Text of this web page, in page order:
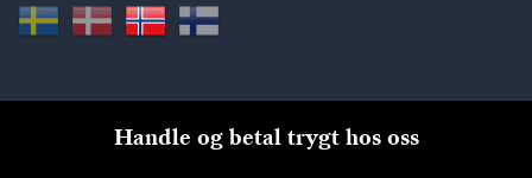
Handle og betal trygt hos oss